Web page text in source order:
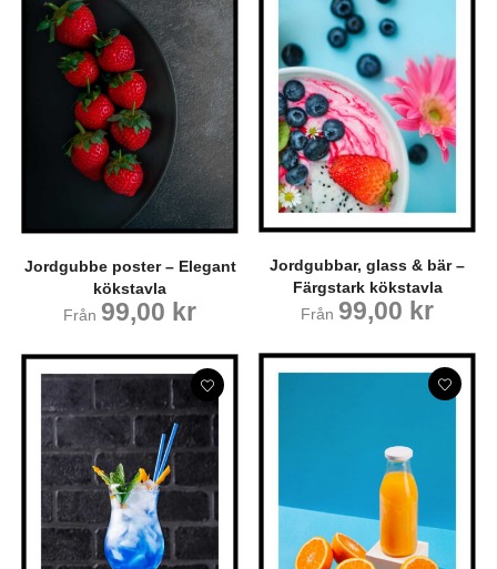
Jordgubbar, glass & bär –
Färgstark kökstavla
Från 99,00 kr
Jordgubbe poster – Elegant
kökstavla
Från 99,00 kr